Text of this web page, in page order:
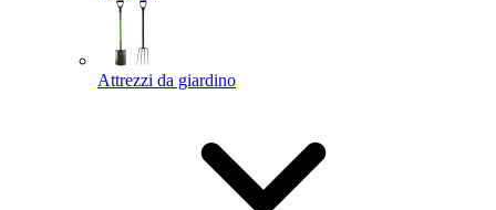
Attrezzi da giardino